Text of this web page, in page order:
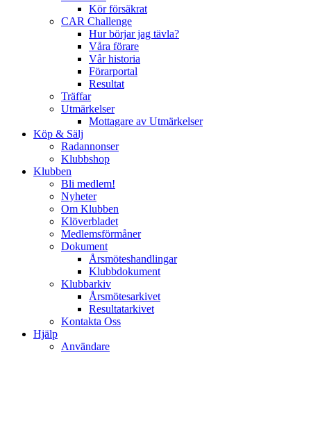
Kör försäkrat
CAR Challenge
Hur börjar jag tävla?
Våra förare
Vår historia
Förarportal
Resultat
Träffar
Utmärkelser
Mottagare av Utmärkelser
Köp & Sälj
Radannonser
Klubbshop
Klubben
Bli medlem!
Nyheter
Om Klubben
Klöverbladet
Medlemsförmåner
Dokument
Årsmöteshandlingar
Klubbdokument
Klubbarkiv
Årsmötesarkivet
Resultatarkivet
Kontakta Oss
Hjälp
Användare